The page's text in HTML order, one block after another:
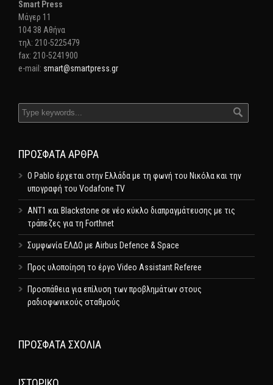
Smart Press
Mάγερ 11
104 38 Αθήνα
τηλ: 210-5225479
fax: 210-5241900
e-mail: smart@smartpress.gr
ΠΡΌΣΦΑΤΑ ΆΡΘΡΑ
Ο Pablo έρχεται στην Ελλάδα με τη φωνή του Νικόλα και την
υπογραφή του Vodafone TV
ΑΝΤ1 και Blackstone σε νέο κύκλο διαπραγμάτευσης με τις
τράπεζες για τη Forthnet
Συμφωνία ΕΛΔΟ με Airbus Defence & Space
Προς υλοποίηση το έργο Video Assistant Referee
Προσπάθεια για επίλυση των προβλημάτων στους
ραδιοφωνικούς σταθμούς
ΠΡΌΣΦΑΤΑ ΣΧΌΛΙΑ